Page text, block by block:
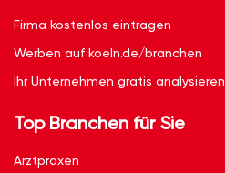
Firma kostenlos eintragen
Werben auf koeln.de/branchen
Ihr Unternehmen gratis analysieren
Top Branchen für Sie
Arztpraxen